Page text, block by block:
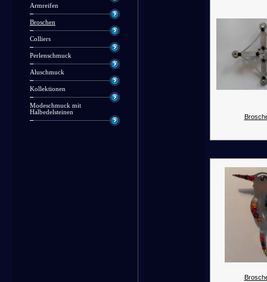
Armreifen
Broschen
Colliers
Perlenschmuck
Aluschmuck
Kollektionen
Modeschmuck mit
Halbedelsteinen